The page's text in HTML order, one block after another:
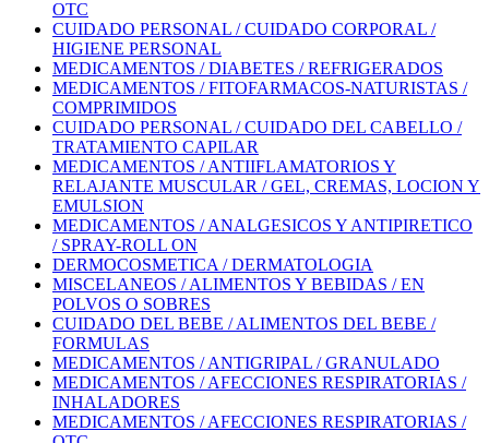
OTC
CUIDADO PERSONAL / CUIDADO CORPORAL /
HIGIENE PERSONAL
MEDICAMENTOS / DIABETES / REFRIGERADOS
MEDICAMENTOS / FITOFARMACOS-NATURISTAS /
COMPRIMIDOS
CUIDADO PERSONAL / CUIDADO DEL CABELLO /
TRATAMIENTO CAPILAR
MEDICAMENTOS / ANTIIFLAMATORIOS Y
RELAJANTE MUSCULAR / GEL, CREMAS, LOCION Y
EMULSION
MEDICAMENTOS / ANALGESICOS Y ANTIPIRETICO
/ SPRAY-ROLL ON
DERMOCOSMETICA / DERMATOLOGIA
MISCELANEOS / ALIMENTOS Y BEBIDAS / EN
POLVOS O SOBRES
CUIDADO DEL BEBE / ALIMENTOS DEL BEBE /
FORMULAS
MEDICAMENTOS / ANTIGRIPAL / GRANULADO
MEDICAMENTOS / AFECCIONES RESPIRATORIAS /
INHALADORES
MEDICAMENTOS / AFECCIONES RESPIRATORIAS /